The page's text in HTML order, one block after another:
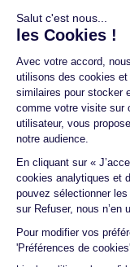
Un crédit
Vérifiez vos
Aucun
peut être
d'un
© 2026 Guide